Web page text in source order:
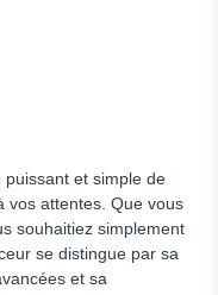
et simple de
vos attentes. Que vous
souhaitiez simplement
se distingue par sa
et sa